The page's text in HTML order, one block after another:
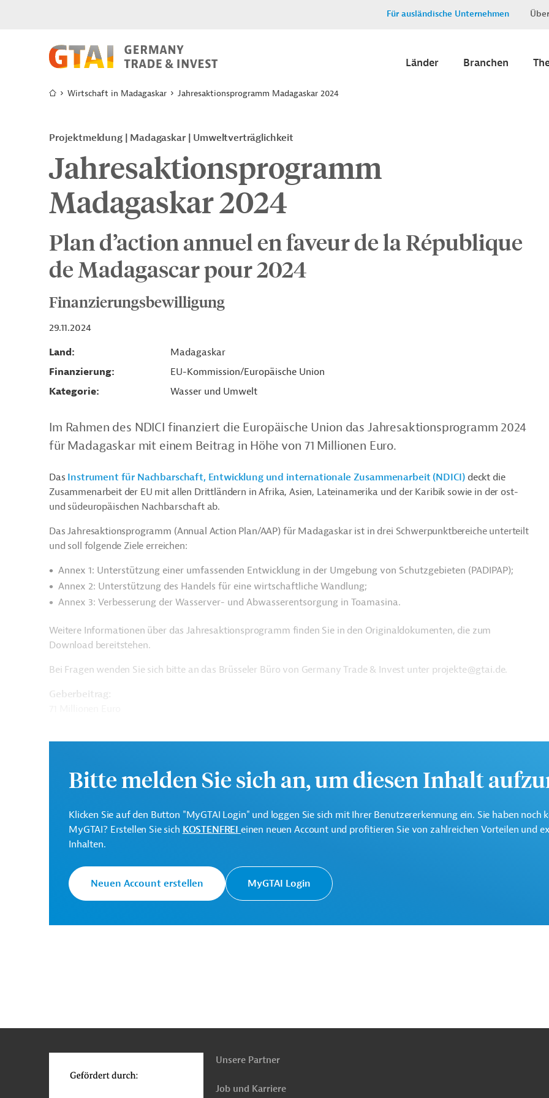
Für ausländische Unternehmen
Länder Branchen
Wirtschaft in Madagaskar Jahresaktionsprogramm Madagaskar 2024
Projektmeldung Madagaskar Umweltverträglichkeit
Jahresaktionsprogramm
Madagaskar 2024
Plan d’action annuel en faveur de la République
de Madagascar pour 2024
Finanzierungsbewilligung
29.11.2024
Land
Madagaskar
Finanzierung
EU-Kommission/Europäische Union
Kategorie
Wasser und Umwelt
Im Rahmen des NDICI finanziert die Europäische Union das Jahresaktionsprogramm 2024
für Madagaskar mit einem Beitrag in Höhe von 71 Millionen Euro.
Das Instrument für Nachbarschaft, Entwicklung und internationale Zusammenarbeit (NDICI) deckt die
Zusammenarbeit der EU mit allen Drittländern in Afrika, Asien, Lateinamerika und der Karibik sowie in der ost-
und südeuropäischen Nachbarschaft ab.
Das Jahresaktionsprogramm (Annual Action Plan/AAP) für Madagaskar ist in drei Schwerpunktbereiche unterteilt
und soll folgende Ziele erreichen:
Annex 1: Unterstützung einer umfassenden Entwicklung in der Umgebung von Schutzgebieten (PADIPAP);
Annex 2: Unterstützung des Handels für eine wirtschaftliche Wandlung;
Annex 3: Verbesserung der Wasserver- und Abwasserentsorgung in Toamasina.
Weitere Informationen über das Jahresaktionsprogramm finden Sie in den Originaldokumenten, die zum
Download bereitstehen.
Bei Fragen wenden Sie sich bitte an das Brüsseler Büro von Germany Trade & Invest unter projekte@gtai.de.
Geberbeitrag:
Europäische Kommission
(PDF; 452,4 KB)
Bitte melden Sie sich an, um diesen Inhalt
Klicken Sie auf den Button "MyGTAI Login" und loggen Sie sich mit Ihrer Benutzererkennung ein. Sie haben noch
MyGTAI? Erstellen Sie sich KOSTENFREI einen neuen Account und profitieren Sie von zahlreichen Vorteilen und
Inhalten.
Neuen Account erstellen MyGTAI Login
oben
Unsere Partner
Job und Karriere